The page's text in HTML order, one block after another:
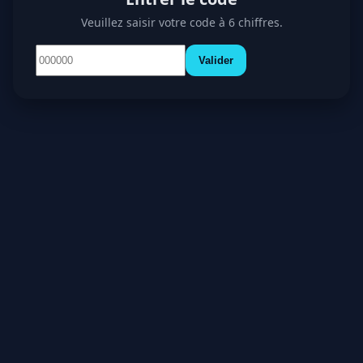
Veuillez saisir votre code à 6 chiffres.
Valider